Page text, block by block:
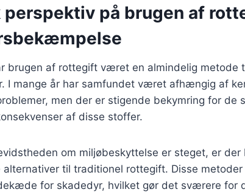
på brugen af
brugen af rottegift været en almindelig metode
I mange år har samfundet været afhængig af
men der er stigende bekymring for de
af disse stoffer.
om miljøbeskyttelse er steget, er der
alternativer til traditionel rottegift. Disse
for skadedyr, hvilket gør det sværere for